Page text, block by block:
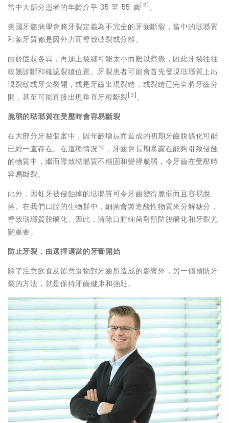
當中大部分患者的年齡介乎 35 至 55 歲 [2] 。
美國牙髓病學會將牙裂定義為不完全的牙齒斷裂，當中的琺瑯質
和象牙質都是因外力而導致破裂或分離。
由於症狀各異，再加上裂縫可能太小而難以察覺，因此牙裂往往
較難診斷和確認裂縫位置。牙裂患者可能會首先發現琺瑯質上出
現裂紋或牙尖裂開，或是牙齒出現裂縫，或裂縫已完全將牙齒分
開，甚至可能直接出現垂直牙根斷裂 [3] 。
脆弱的琺瑯質在受壓時會容易斷裂
在大部分牙裂個案中，因年齡增長而造成的初期牙齒脫礦化可能
已經一直存在。在這種情況下，牙齒會長期暴露在能夠引致侵蝕
的物質中，繼而導致琺瑯質不穩固和變得脆弱，令牙齒在受壓時
容易斷裂。
此外，因蛀牙被侵蝕掉的琺瑯質可令牙齒變得脆弱而且容易脫
落。在我們口腔的生物群中，細菌會製造酸性物質來分解糖分，
導致琺瑯質脫礦化。因此，清除口腔細菌對預防脫礦化和牙裂尤
關重要。
防止牙裂，由選擇適當的牙膏開始
除了注意飲食及留意食物對牙齒所造成的影響外，另一個預防牙
裂的方法，就是保持牙齒健康和強壯。